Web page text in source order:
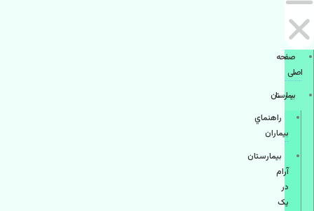
صفحه
اصلی
بيمارستان
راهنماي
بیماران
بیمارستان
آرام
در
یک